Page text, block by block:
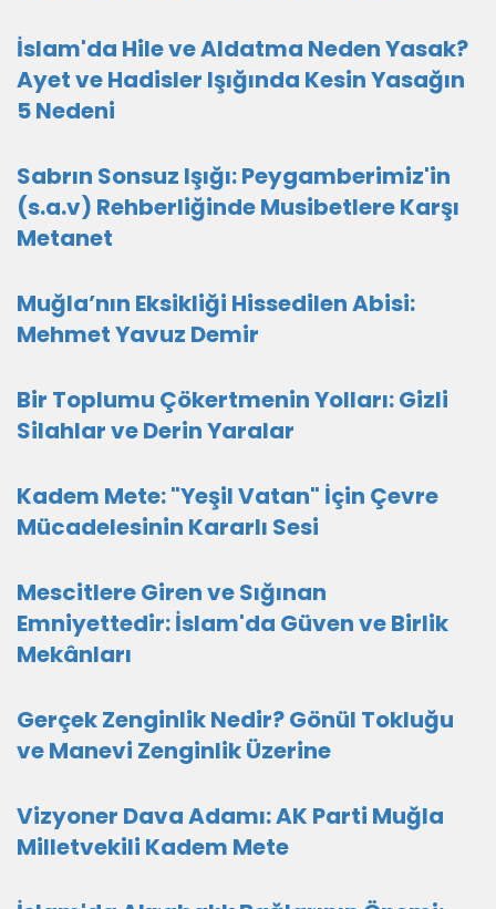
İslam'da Hile ve Aldatma Neden Yasak?
Ayet ve Hadisler Işığında Kesin Yasağın
5 Nedeni
Sabrın Sonsuz Işığı: Peygamberimiz'in
(s.a.v) Rehberliğinde Musibetlere Karşı
Metanet
Muğla’nın Eksikliği Hissedilen Abisi:
Mehmet Yavuz Demir
Bir Toplumu Çökertmenin Yolları: Gizli
Silahlar ve Derin Yaralar
Kadem Mete: "Yeşil Vatan" İçin Çevre
Mücadelesinin Kararlı Sesi
Mescitlere Giren ve Sığınan
Emniyettedir: İslam'da Güven ve Birlik
Mekânları
Gerçek Zenginlik Nedir? Gönül Tokluğu
ve Manevi Zenginlik Üzerine
Vizyoner Dava Adamı: AK Parti Muğla
Milletvekili Kadem Mete